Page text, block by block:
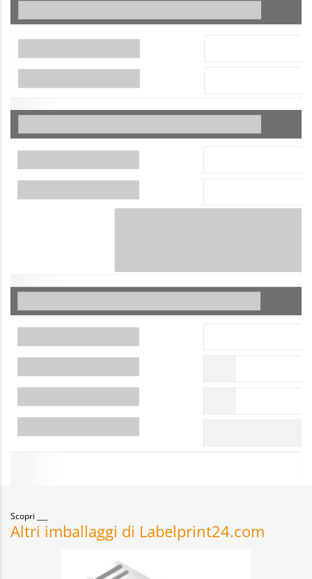
Scopri
Altri imballaggi di Labelprint24.com